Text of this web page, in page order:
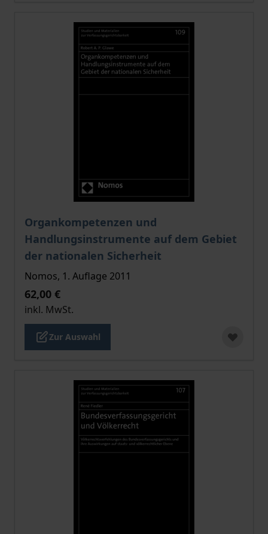
Organkompetenzen und
Handlungsinstrumente auf dem Gebiet
der nationalen Sicherheit
Der Preis dieses Titels richtet sich nach der
Nomos, 1. Auflage 2011
62,00 €
inkl. MwSt.
Zur Auswahl